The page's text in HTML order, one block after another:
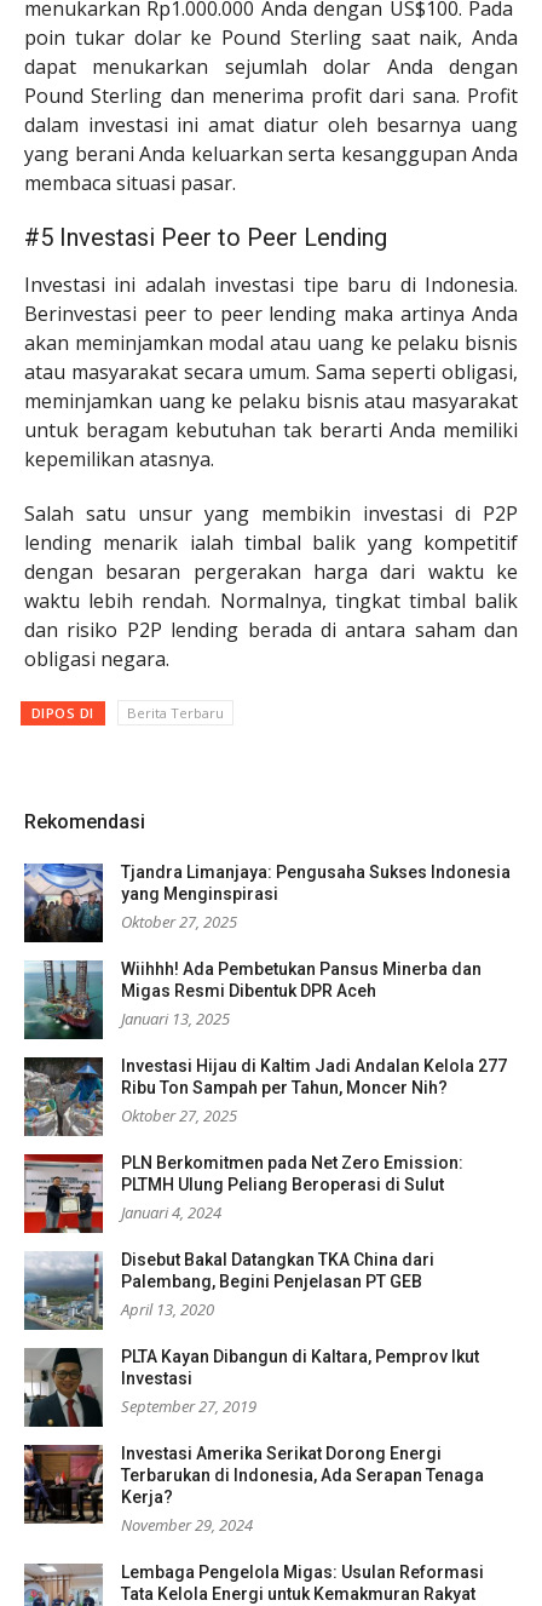
menukarkan Rp1.000.000 Anda dengan US$100. Pada
poin tukar dolar ke Pound Sterling saat naik, Anda
dapat menukarkan sejumlah dolar Anda dengan
Pound Sterling dan menerima profit dari sana. Profit
dalam investasi ini amat diatur oleh besarnya uang
yang berani Anda keluarkan serta kesanggupan Anda
membaca situasi pasar.
#5 Investasi Peer to Peer Lending
Investasi ini adalah investasi tipe baru di Indonesia.
Berinvestasi peer to peer lending maka artinya Anda
akan meminjamkan modal atau uang ke pelaku bisnis
atau masyarakat secara umum. Sama seperti obligasi,
meminjamkan uang ke pelaku bisnis atau masyarakat
untuk beragam kebutuhan tak berarti Anda memiliki
kepemilikan atasnya.
Salah satu unsur yang membikin investasi di P2P
lending menarik ialah timbal balik yang kompetitif
dengan besaran pergerakan harga dari waktu ke
waktu lebih rendah. Normalnya, tingkat timbal balik
dan risiko P2P lending berada di antara saham dan
obligasi negara.
DIPOS DI Berita Terbaru
Rekomendasi
Tjandra Limanjaya: Pengusaha Sukses Indonesia
yang Menginspirasi
Oktober 27, 2025
Wiihhh! Ada Pembetukan Pansus Minerba dan
Migas Resmi Dibentuk DPR Aceh
Januari 13, 2025
Investasi Hijau di Kaltim Jadi Andalan Kelola 277
Ribu Ton Sampah per Tahun, Moncer Nih?
Oktober 27, 2025
PLN Berkomitmen pada Net Zero Emission:
PLTMH Ulung Peliang Beroperasi di Sulut
Januari 4, 2024
Disebut Bakal Datangkan TKA China dari
Palembang, Begini Penjelasan PT GEB
April 13, 2020
PLTA Kayan Dibangun di Kaltara, Pemprov Ikut
Investasi
September 27, 2019
Investasi Amerika Serikat Dorong Energi
Terbarukan di Indonesia, Ada Serapan Tenaga
Kerja?
November 29, 2024
Lembaga Pengelola Migas: Usulan Reformasi
Tata Kelola Energi untuk Kemakmuran Rakyat